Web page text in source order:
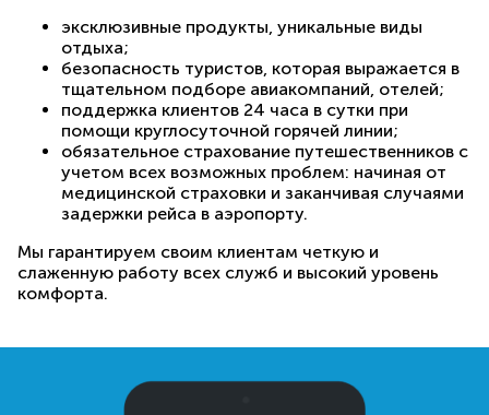
эксклюзивные продукты, уникальные виды
отдыха;
безопасность туристов, которая выражается в
тщательном подборе авиакомпаний, отелей;
поддержка клиентов 24 часа в сутки при
помощи круглосуточной горячей линии;
обязательное страхование путешественников с
учетом всех возможных проблем: начиная от
медицинской страховки и заканчивая случаями
задержки рейса в аэропорту.
Мы гарантируем своим клиентам четкую и
слаженную работу всех служб и высокий уровень
комфорта.